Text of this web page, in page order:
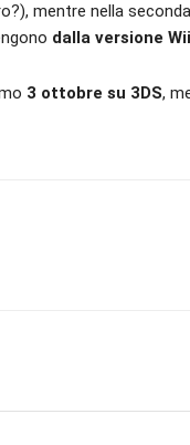
mentre nella
dalla versione
3 ottobre su 3DS,